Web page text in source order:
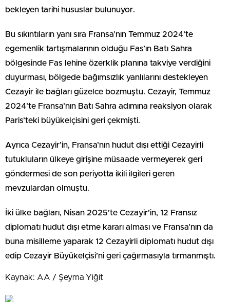
bekleyen tarihi hususlar bulunuyor.
Bu sıkıntıların yanı sıra Fransa’nın Temmuz 2024’te
egemenlik tartışmalarının olduğu Fas’ın Batı Sahra
bölgesinde Fas lehine özerklik planına takviye verdiğini
duyurması, bölgede bağımsızlık yanlılarını destekleyen
Cezayir ile bağları güzelce bozmuştu. Cezayir, Temmuz
2024’te Fransa’nın Batı Sahra adımına reaksiyon olarak
Paris’teki büyükelçisini geri çekmişti.
Ayrıca Cezayir’in, Fransa’nın hudut dışı ettiği Cezayirli
tutukluların ülkeye girişine müsaade vermeyerek geri
göndermesi de son periyotta ikili ilgileri geren
mevzulardan olmuştu.
İki ülke bağları, Nisan 2025’te Cezayir’in, 12 Fransız
diplomatı hudut dışı etme kararı alması ve Fransa’nın da
buna misilleme yaparak 12 Cezayirli diplomatı hudut dışı
edip Cezayir Büyükelçisi’ni geri çağırmasıyla tırmanmıştı.
Kaynak: AA / Şeyma Yiğit